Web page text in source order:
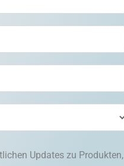
Updates zu Produkten,